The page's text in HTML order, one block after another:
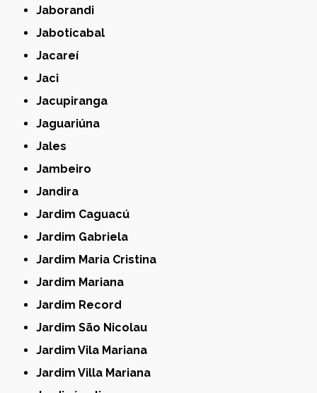
Jaborandi
Jaboticabal
Jacareí
Jaci
Jacupiranga
Jaguariúna
Jales
Jambeiro
Jandira
Jardim Caguacú
Jardim Gabriela
Jardim Maria Cristina
Jardim Mariana
Jardim Record
Jardim São Nicolau
Jardim Vila Mariana
Jardim Villa Mariana